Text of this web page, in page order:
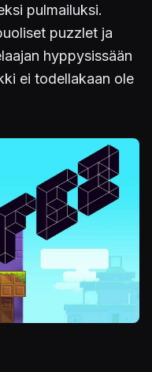
pulmailuksi.
puzzlet ja
hyppysissään
ei todellakaan ole